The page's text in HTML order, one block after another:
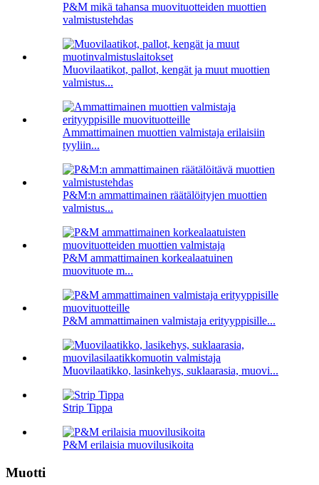
P&M mikä tahansa muovituotteiden muottien
valmistustehdas
Muovilaatikot, pallot, kengät ja muut muottien
valmistus...
Ammattimainen muottien valmistaja erilaisiin
tyyliin...
P&M:n ammattimainen räätälöityjen muottien
valmistus...
P&M ammattimainen korkealaatuinen
muovituote m...
P&M ammattimainen valmistaja erityyppisille...
Muovilaatikko, lasinkehys, suklaarasia, muovi...
Strip Tippa
P&M erilaisia ​​muovilusikoita
Muotti